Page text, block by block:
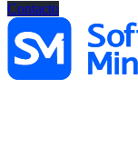
Contacto